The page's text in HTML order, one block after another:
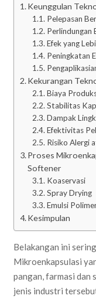
Keunggulan
Pelepasan
Perlindungan
Efek yang
Peningkatan
Kekurangan
Biaya
Stabilitas
Dampak
Efektivitas
Risiko Alergi
Proses
Softener
Koaservasi
Spray Drying
Emulsi
Kesimpulan
Belakangan ini
Mikroenkapsulasi
pangan, farmasi dan
jenis industri